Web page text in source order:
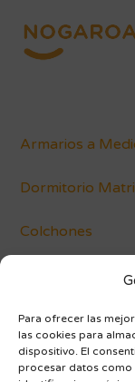
Para ofrecer las
las cookies para
dispositivo. El
procesar datos como
Armarios a
Dormitorio
Colchones
Blog